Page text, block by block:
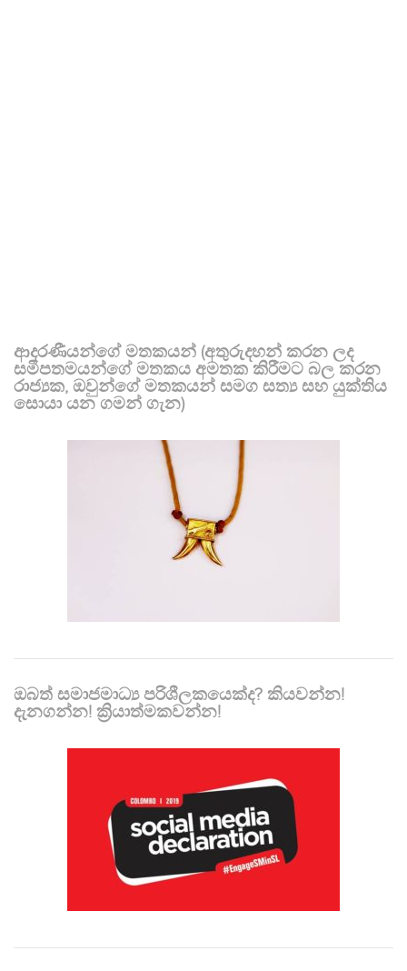
ආදරණීයන්ගේ මතකයන් (අතුරුදහන් කරන ලද
සමීපතමයන්ගේ මතකය අමතක කිරීමට බල කරන
රාජ්‍යක, ඔවුන්ගේ මතකයන් සමග සත්‍ය සහ යුක්තිය
සොයා යන ගමන් ගැන)
ඔබත් සමාජමාධ්‍ය පරිශීලකයෙක්ද? කියවන්න!
දැනගන්න! ක්‍රියාත්මකවන්න!